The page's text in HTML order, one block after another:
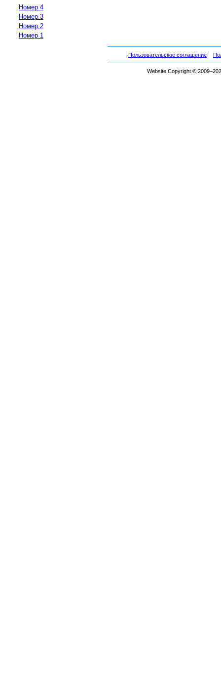
Номер 4
Номер 3
Номер 2
Номер 1
Пользовательское соглашение
Website Copyright ©